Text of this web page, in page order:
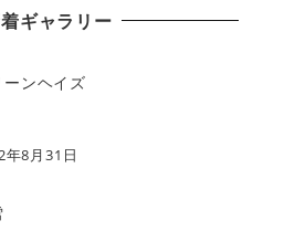
ギャラリー
ーンヘイズ
年8月31日